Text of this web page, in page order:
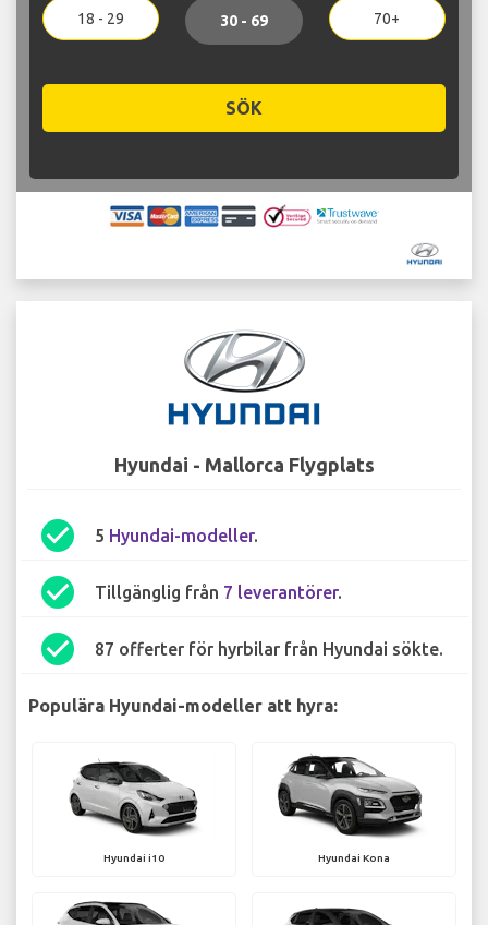
18 - 29 30 - 69 70+
SÖK
Hyundai - Mallorca Flygplats
check_circle 5 Hyundai-modeller.
check_circle Tillgänglig från 7 leverantörer.
check_circle 87 offerter för hyrbilar från Hyundai sökte.
Populära Hyundai-modeller att hyra:
Hyundai i10 Hyundai Kona